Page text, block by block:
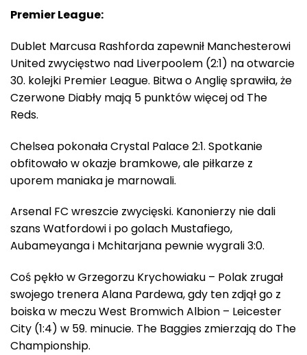
Premier League:
Dublet Marcusa Rashforda zapewnił Manchesterowi
United zwycięstwo nad Liverpoolem (2:1) na otwarcie
30. kolejki Premier League. Bitwa o Anglię sprawiła, że
Czerwone Diabły mają 5 punktów więcej od The
Reds.
Chelsea pokonała Crystal Palace 2:1. Spotkanie
obfitowało w okazje bramkowe, ale piłkarze z
uporem maniaka je marnowali.
Arsenal FC wreszcie zwycięski. Kanonierzy nie dali
szans Watfordowi i po golach Mustafiego,
Aubameyanga i Mchitarjana pewnie wygrali 3:0.
Coś pękło w Grzegorzu Krychowiaku – Polak zrugał
swojego trenera Alana Pardewa, gdy ten zdjął go z
boiska w meczu West Bromwich Albion – Leicester
City (1:4) w 59. minucie. The Baggies zmierzają do The
Championship.